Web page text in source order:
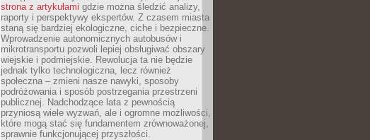
strona z artykułami gdzie można śledzić analizy,
raporty i perspektywy ekspertów. Z czasem miasta
staną się bardziej ekologiczne, ciche i bezpieczne.
Wprowadzenie autonomicznych autobusów i
mikrotransportu pozwoli lepiej obsługiwać obszary
wiejskie i podmiejskie. Rewolucja ta nie będzie
jednak tylko technologiczna, lecz również
społeczna – zmieni nasze nawyki, sposoby
podróżowania i sposób postrzegania przestrzeni
publicznej. Nadchodzące lata z pewnością
przyniosą wiele wyzwań, ale i ogromne możliwości,
które mogą stać się fundamentem zrównoważonej,
sprawnie funkcjonującej przyszłości.